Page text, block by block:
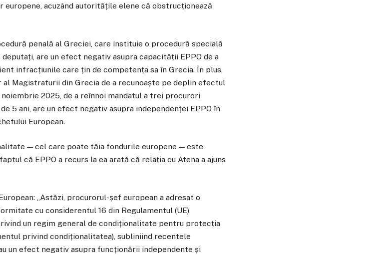
europene, acuzând autoritățile elene că obstrucționează
penală al Greciei, care instituie o procedură specială
are un efect negativ asupra capacității EPPO de a
infracțiunile care țin de competența sa în Grecia. În plus,
Magistraturii din Grecia de a recunoaște pe deplin efectul
noiembrie 2025, de a reînnoi mandatul a trei procurori
5 ani, are un efect negativ asupra independenței EPPO în
European.
— cel care poate tăia fondurile europene — este
că EPPO a recurs la ea arată că relația cu Atena a ajuns
„Astăzi, procurorul-șef european a adresat o
cu considerentul 16 din Regulamentul (UE)
un regim general de condiționalitate pentru protecția
privind condiționalitatea), subliniind recentele
un efect negativ asupra funcționării independente și